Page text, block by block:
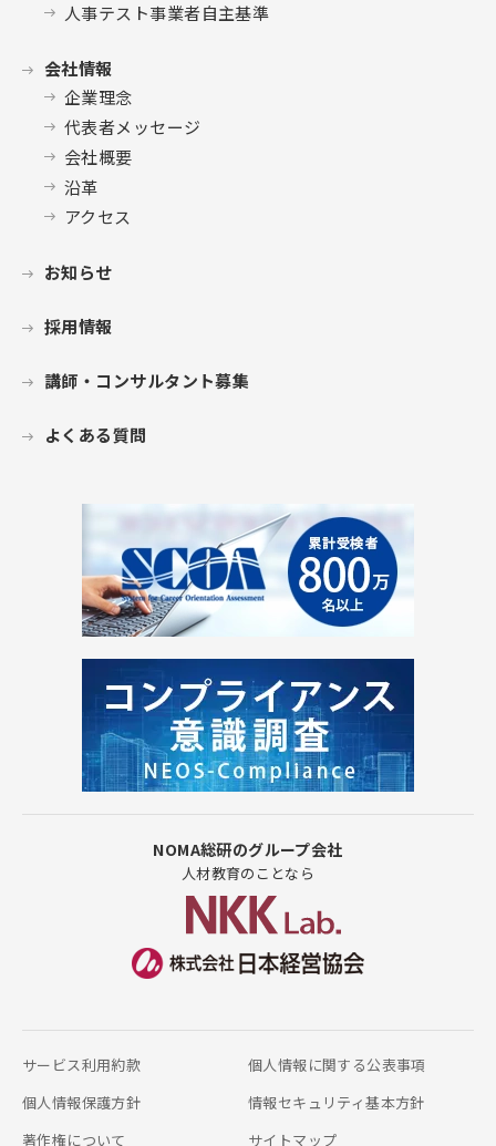
人事テスト事業者自主基準
会社情報
企業理念
代表者メッセージ
会社概要
沿革
アクセス
お知らせ
採用情報
講師・コンサルタント募集
よくある質問
NOMA総研のグループ会社
人材教育のことなら
サービス利用約款
個人情報に関する公表事項
個人情報保護方針
情報セキュリティ基本方針
著作権について
サイトマップ